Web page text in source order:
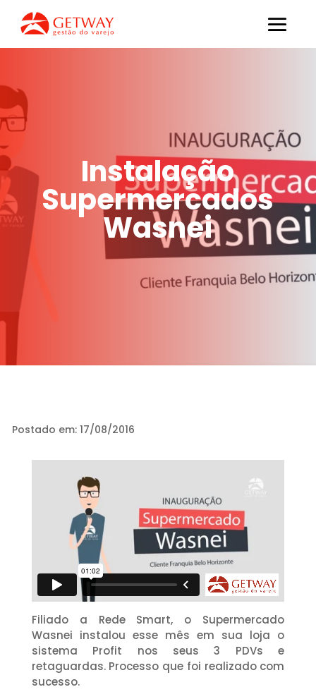
Instalação
Supermercados
Wasnei
Postado em: 17/08/2016
Filiado a Rede Smart, o Supermercado
Wasnei instalou esse mês em sua loja o
sistema Profit nos seus 3 PDVs e
retaguardas. Processo que foi realizado com
sucesso.